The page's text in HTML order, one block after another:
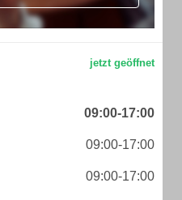
09:00-17:00
09:00-17:00
09:00-17:00